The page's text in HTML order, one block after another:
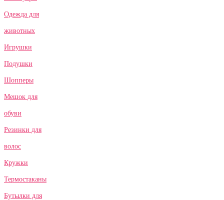
Одежда для
животных
Игрушки
Подушки
Шопперы
Мешок для
обуви
Резинки для
волос
Кружки
Термостаканы
Бутылки для